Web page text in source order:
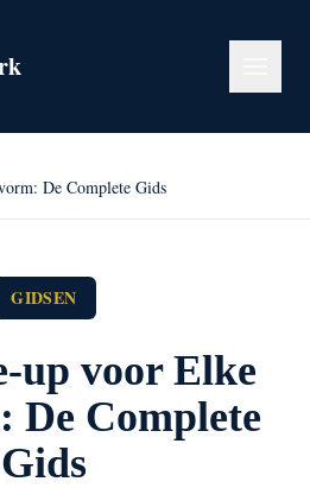
De Complete Gids
GIDSEN
up voor Elke
De Complete
Gids